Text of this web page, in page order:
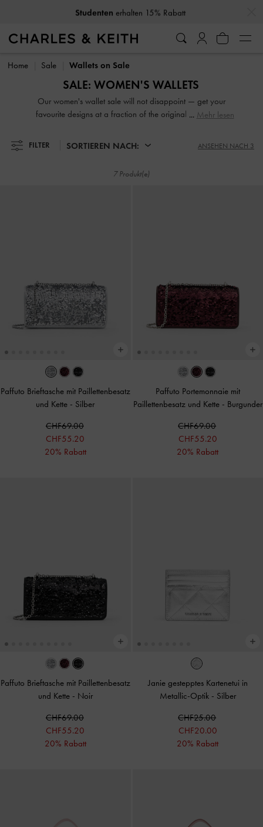
Studenten erhalten 15% Rabatt
Kostenlose Standardlieferungauf alles über CHF129
Studentenerhalten 15% Rabatt
Home Sale Wallets on Sale
SALE: WOMEN'S WALLETS
Our women's wallet sale will not disappoint — get your
favourite designs at a fraction of the original price. From
cardholders, our selection has something for everyone.
Mehr lesen
FILTER SORTIEREN NACH: ANSEHEN NACH 3
7 Produkt(e)
Paffuto Brieftasche mit Paillettenbesatz
und Kette - Silber
CHF69.00
CHF55.20
20% Rabatt
Paffuto Portemonnaie mit
Paillettenbesatz und Kette - Burgunder
CHF69.00
CHF55.20
20% Rabatt
Paffuto Brieftasche mit Paillettenbesatz
und Kette - Noir
CHF69.00
CHF55.20
20% Rabatt
Janie gestepptes Kartenetui in
Metallic-Optik - Silber
CHF25.00
CHF20.00
20% Rabatt